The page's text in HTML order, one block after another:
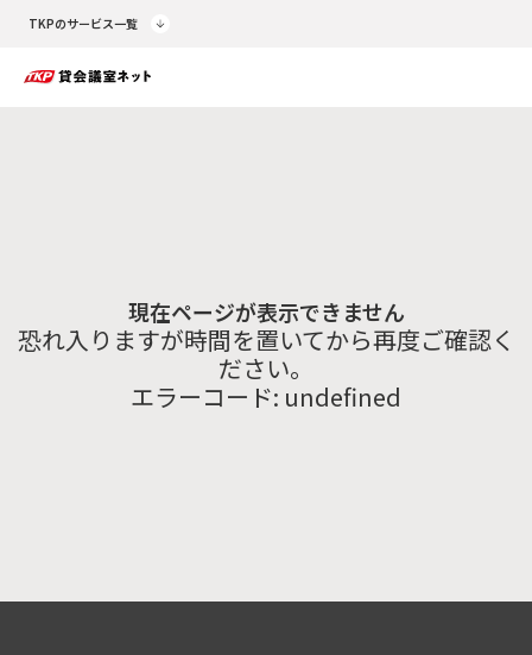
TKPのサービス一覧
現在ページが表示できません
恐れ入りますが時間を置いてから再度ご確認く
ださい。
エラーコード: undefined